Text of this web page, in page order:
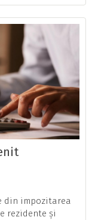
din impozitarea
rezidente și